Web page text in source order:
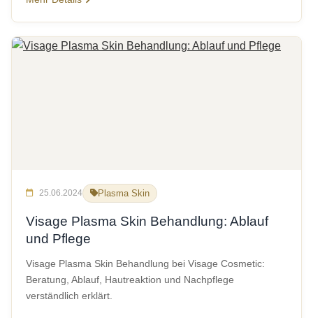
25.06.2024 Plasma Skin
Visage Plasma Skin Behandlung: Ablauf
und Pflege
Visage Plasma Skin Behandlung bei Visage Cosmetic:
Beratung, Ablauf, Hautreaktion und Nachpflege
verständlich erklärt.